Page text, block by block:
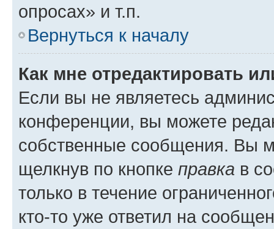
опросах» и т.п.
Вернуться к началу
Как мне отредактировать
Если вы не являетесь
конференции, вы можете
собственные сообщения. Вы
щелкнув по кнопке правка в
только в течение
кто-то уже ответил на